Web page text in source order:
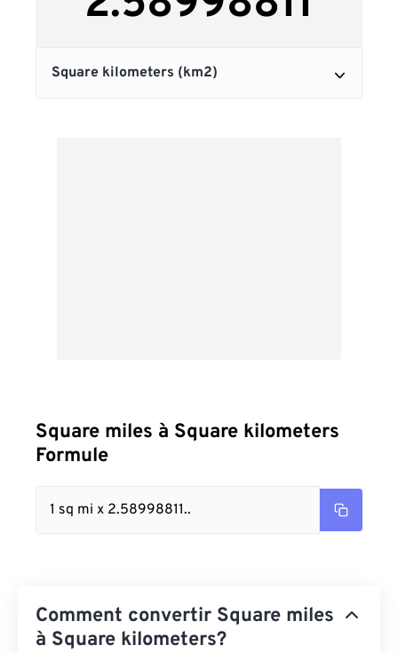
Square miles à Square kilometers
Formule
1 sq mi x 2.58998811..
Comment convertir Square miles
à Square kilometers?